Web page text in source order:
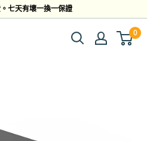
七天有壞一換一保證
0